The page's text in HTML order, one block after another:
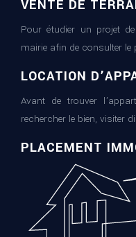
VENTE DE
Pour étudier un projet
mairie afin de consulter le
LOCATION
Avant de trouver
rechercher le bien, visiter
PLACEMENT